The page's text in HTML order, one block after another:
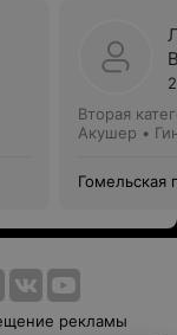
Вторая
Акушер •
Гомельская
рекламы